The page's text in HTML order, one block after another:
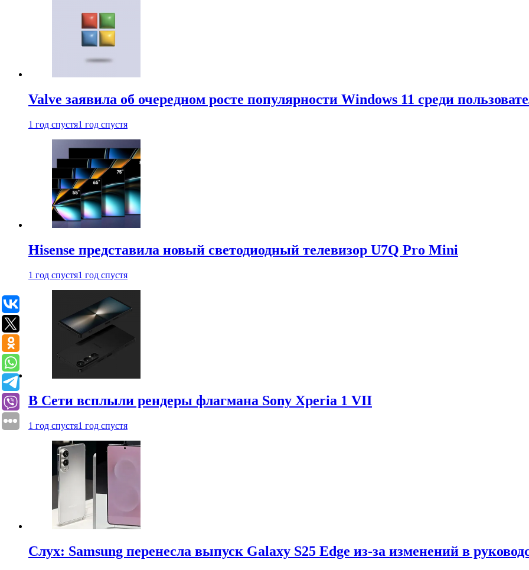
Valve заявила об очередном росте популярности Windows 11 среди
1 год спустя1 год спустя
Hisense представила новый светодиодный телевизор U7Q Pro Mini
1 год спустя1 год спустя
В Сети всплыли рендеры флагмана Sony Xperia 1 VII
1 год спустя1 год спустя
Слух: Samsung перенесла выпуск Galaxy S25 Edge из-за изменений в